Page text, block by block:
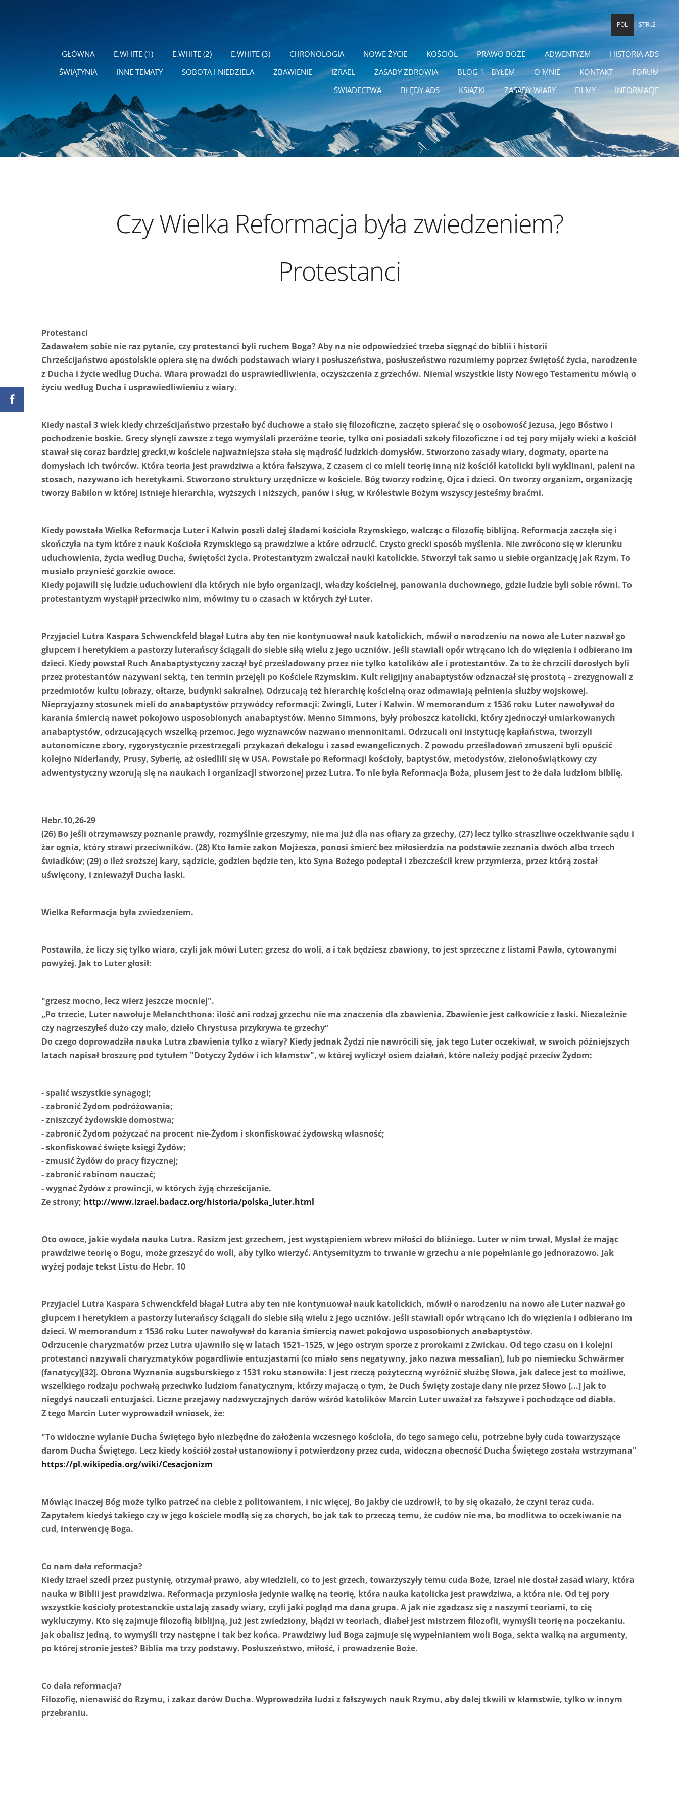
GŁÓWNA E.WHITE (1) E.WHITE (2) E.WHITE (3) CHRONOLOGIA NOWE ŻYCIE KOŚCIÓŁ PRAWO BOŻE ADWENTYZM
HISTORIA ADS
ŚWIĄTYNIA
INNE TEMATY SOBOTA I NIEDZIELA ZBAWIENIE IZRAEL ZASADY ZDROWIA BLOG 1 - BYŁEM O MNIE KONTAKT
FORUM
ŚWIADECTWA
BŁĘDY ADS KSIĄŻKI ZASADY WIARY FILMY INFORMACJE
POL STR..2
Czy Wielka Reformacja była zwiedzeniem?
Protestanci
Protestanci
Zadawałem sobie nie raz pytanie, czy protestanci byli ruchem Boga? Aby na nie odpowiedzieć trzeba sięgnąć do biblii i historii
Chrześcijaństwo apostolskie opiera się na dwóch podstawach wiary i posłuszeństwa, posłuszeństwo rozumiemy poprzez świętość życia, narodzenie
z Ducha i życie według Ducha. Wiara prowadzi do usprawiedliwienia, oczyszczenia z grzechów. Niemal wszystkie listy Nowego Testamentu mówią o
życiu według Ducha i usprawiedliwieniu z wiary.
Kiedy nastał 3 wiek kiedy chrześcijaństwo przestało być duchowe a stało się filozoficzne, zaczęto spierać się o osobowość Jezusa, jego Bóstwo i
pochodzenie boskie. Grecy słynęli zawsze z tego wymyślali przeróżne teorie, tylko oni posiadali szkoły filozoficzne i od tej pory mijały wieki a kościół
stawał się coraz bardziej grecki,w kościele najważniejsza stała się mądrość ludzkich domysłów. Stworzono zasady wiary, dogmaty, oparte na
domysłach ich twórców. Która teoria jest prawdziwa a która fałszywa, Z czasem ci co mieli teorię inną niż kościół katolicki byli wyklinani, paleni na
stosach, nazywano ich heretykami. Stworzono struktury urzędnicze w kościele. Bóg tworzy rodzinę, Ojca i dzieci. On tworzy organizm, organizację
tworzy Babilon w której istnieje hierarchia, wyższych i niższych, panów i sług, w Królestwie Bożym wszyscy jesteśmy braćmi.
Kiedy powstała Wielka Reformacja Luter i Kalwin poszli dalej śladami kościoła Rzymskiego, walcząc o filozofię biblijną. Reformacja zaczęła się i
skończyła na tym które z nauk Kościoła Rzymskiego są prawdziwe a które odrzucić. Czysto grecki sposób myślenia. Nie zwrócono się w kierunku
uduchowienia, życia według Ducha, świętości życia. Protestantyzm zwalczał nauki katolickie. Stworzył tak samo u siebie organizację jak Rzym. To
musiało przynieść gorzkie owoce.
Kiedy pojawili się ludzie uduchowieni dla których nie było organizacji, władzy kościelnej, panowania duchownego, gdzie ludzie byli sobie równi. To
protestantyzm wystąpił przeciwko nim, mówimy tu o czasach w których żył Luter.
Przyjaciel Lutra Kaspara Schwenckfeld błagał Lutra aby ten nie kontynuował nauk katolickich, mówił o narodzeniu na nowo ale Luter nazwał go
głupcem i heretykiem a pastorzy luterańscy ściągali do siebie siłą wielu z jego uczniów. Jeśli stawiali opór wtrącano ich do więzienia i odbierano im
dzieci. Kiedy powstał Ruch Anabaptystyczny zaczął być prześladowany przez nie tylko katolików ale i protestantów. Za to że chrzcili dorosłych byli
przez protestantów nazywani sektą, ten termin przejęli po Kościele Rzymskim. Kult religijny anabaptystów odznaczał się prostotą – zrezygnowali z
przedmiotów kultu (obrazy, ołtarze, budynki sakralne). Odrzucają też hierarchię kościelną oraz odmawiają pełnienia służby wojskowej.
Nieprzyjazny stosunek mieli do anabaptystów przywódcy reformacji: Zwingli, Luter i Kalwin. W memorandum z 1536 roku Luter nawoływał do
karania śmiercią nawet pokojowo usposobionych anabaptystów. Menno Simmons, były proboszcz katolicki, który zjednoczył umiarkowanych
anabaptystów, odrzucających wszelką przemoc. Jego wyznawców nazwano mennonitami. Odrzucali oni instytucję kapłaństwa, tworzyli
autonomiczne zbory, rygorystycznie przestrzegali przykazań dekalogu i zasad ewangelicznych. Z powodu prześladowań zmuszeni byli opuścić
kolejno Niderlandy, Prusy, Syberię, aż osiedlili się w USA. Powstałe po Reformacji kościoły, baptystów, metodystów, zielonoświątkowy czy
adwentystyczny wzorują się na naukach i organizacji stworzonej przez Lutra. To nie była Reformacja Boża, plusem jest to że dała ludziom biblię.
Hebr.10,26-29
(26) Bo jeśli otrzymawszy poznanie prawdy, rozmyślnie grzeszymy, nie ma już dla nas ofiary za grzechy, (27) lecz tylko straszliwe oczekiwanie sądu i
żar ognia, który strawi przeciwników. (28) Kto łamie zakon Mojżesza, ponosi śmierć bez miłosierdzia na podstawie zeznania dwóch albo trzech
świadków; (29) o ileż sroższej kary, sądzicie, godzien będzie ten, kto Syna Bożego podeptał i zbezcześcił krew przymierza, przez którą został
uświęcony, i znieważył Ducha łaski.
Wielka Reformacja była zwiedzeniem.
Postawiła, że liczy się tylko wiara, czyli jak mówi Luter: grzesz do woli, a i tak będziesz zbawiony, to jest sprzeczne z listami Pawła, cytowanymi
powyżej. Jak to Luter głosił:
"grzesz mocno, lecz wierz jeszcze mocniej".
„Po trzecie, Luter nawołuje Melanchthona: ilość ani rodzaj grzechu nie ma znaczenia dla zbawienia. Zbawienie jest całkowicie z łaski. Niezależnie
czy nagrzeszyłeś dużo czy mało, dzieło Chrystusa przykrywa te grzechy”
Do czego doprowadziła nauka Lutra zbawienia tylko z wiary? Kiedy jednak Żydzi nie nawrócili się, jak tego Luter oczekiwał, w swoich późniejszych
latach napisał broszurę pod tytułem "Dotyczy Żydów i ich kłamstw", w której wyliczył osiem działań, które należy podjąć przeciw Żydom:
- spalić wszystkie synagogi;
- zabronić Żydom podróżowania;
- zniszczyć żydowskie domostwa;
- zabronić Żydom pożyczać na procent nie-Żydom i skonfiskować żydowską własność;
- skonfiskować święte księgi Żydów;
- zmusić Żydów do pracy fizycznej;
- zabronić rabinom nauczać;
- wygnać Żydów z prowincji, w których żyją chrześcijanie.
Ze strony; http://www.izrael.badacz.org/historia/polska_luter.html
Oto owoce, jakie wydała nauka Lutra. Rasizm jest grzechem, jest wystąpieniem wbrew miłości do bliźniego. Luter w nim trwał, Myslał że mając
prawdziwe teorię o Bogu, może grzeszyć do woli, aby tylko wierzyć. Antysemityzm to trwanie w grzechu a nie popełnianie go jednorazowo. Jak
wyżej podaje tekst Listu do Hebr. 10
Przyjaciel Lutra Kaspara Schwenckfeld błagał Lutra aby ten nie kontynuował nauk katolickich, mówił o narodzeniu na nowo ale Luter nazwał go
głupcem i heretykiem a pastorzy luterańscy ściągali do siebie siłą wielu z jego uczniów. Jeśli stawiali opór wtrącano ich do więzienia i odbierano im
dzieci. W memorandum z 1536 roku Luter nawoływał do karania śmiercią nawet pokojowo usposobionych anabaptystów.
Odrzucenie charyzmatów przez Lutra ujawniło się w latach 1521–1525, w jego ostrym sporze z prorokami z Zwickau. Od tego czasu on i kolejni
protestanci nazywali charyzmatyków pogardliwie entuzjastami (co miało sens negatywny, jako nazwa messalian), lub po niemiecku Schwärmer
(fanatycy)[32]. Obrona Wyznania augsburskiego z 1531 roku stanowiła: I jest rzeczą pożyteczną wyróżnić służbę Słowa, jak dalece jest to możliwe,
wszelkiego rodzaju pochwałą przeciwko ludziom fanatycznym, którzy majaczą o tym, że Duch Święty zostaje dany nie przez Słowo [...] jak to
niegdyś nauczali entuzjaści. Liczne przejawy nadzwyczajnych darów wśród katolików Marcin Luter uważał za fałszywe i pochodzące od diabła.
Z tego Marcin Luter wyprowadził wniosek, że:
"To widoczne wylanie Ducha Świętego było niezbędne do założenia wczesnego kościoła, do tego samego celu, potrzebne były cuda towarzyszące
darom Ducha Świętego. Lecz kiedy kościół został ustanowiony i potwierdzony przez cuda, widoczna obecność Ducha Świętego została wstrzymana"
https://pl.wikipedia.org/wiki/Cesacjonizm
Mówiąc inaczej Bóg może tylko patrzeć na ciebie z politowaniem, i nic więcej, Bo jakby cie uzdrowił, to by się okazało, że czyni teraz cuda.
Zapytałem kiedyś takiego czy w jego kościele modlą się za chorych, bo jak tak to przeczą temu, że cudów nie ma, bo modlitwa to oczekiwanie na
cud, interwencję Boga.
Co nam dała reformacja?
Kiedy Izrael szedł przez pustynię, otrzymał prawo, aby wiedzieli, co to jest grzech, towarzyszyły temu cuda Boże, Izrael nie dostał zasad wiary, która
nauka w Biblii jest prawdziwa. Reformacja przyniosła jedynie walkę na teorię, która nauka katolicka jest prawdziwa, a która nie. Od tej pory
wszystkie kościoły protestanckie ustalają zasady wiary, czyli jaki pogląd ma dana grupa. A jak nie zgadzasz się z naszymi teoriami, to cię
wykluczymy. Kto się zajmuje filozofią biblijną, już jest zwiedziony, błądzi w teoriach, diabeł jest mistrzem filozofii, wymyśli teorię na poczekaniu.
Jak obalisz jedną, to wymyśli trzy następne i tak bez końca. Prawdziwy lud Boga zajmuje się wypełnianiem woli Boga, sekta walką na argumenty,
po której stronie jesteś? Biblia ma trzy podstawy. Posłuszeństwo, miłość, i prowadzenie Boże.
Co dała reformacja?
Filozofię, nienawiść do Rzymu, i zakaz darów Ducha. Wyprowadziła ludzi z fałszywych nauk Rzymu, aby dalej tkwili w kłamstwie, tylko w innym
przebraniu.